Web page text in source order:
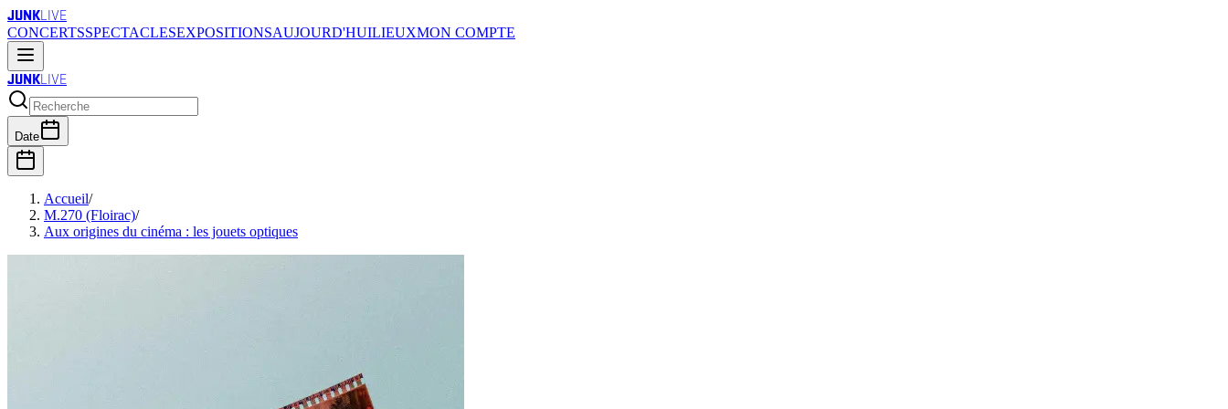
JUNKLIVE
CONCERTSSPECTACLESEXPOSITIONSAUJOURD'HUILIEUXMON COMPTE
JUNKLIVE
Date
Accueil/
M.270 (Floirac)/
Aux origines du cinéma : les jouets optiques